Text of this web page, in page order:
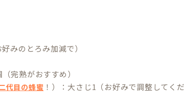
みのとろみ加減で）
完熟がおすすめ）
代目の蜂蜜 ！）：大さじ1（お好みで調整してく